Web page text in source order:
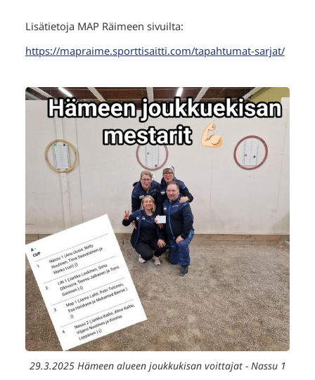
Lisätietoja MAP Räimeen sivuilta:
https://mapraime.sporttisaitti.com/tapahtumat-sarjat/